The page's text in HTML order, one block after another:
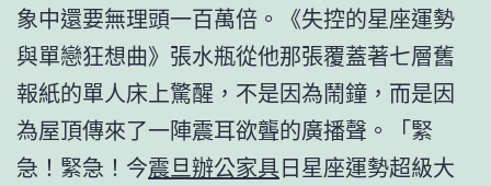
象中還要無理頭一百萬倍。《失控的星座運勢
與單戀狂想曲》張水瓶從他那張覆蓋著七層舊
報紙的單人床上驚醒，不是因為鬧鐘，而是因
為屋頂傳來了一陣震耳欲聾的廣播聲。「緊
急！緊急！今震旦辦公家具日星座運勢超級大